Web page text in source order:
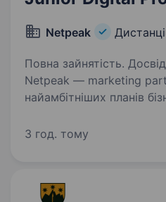
Netpeak
Повна зайнятість.
Netpeak — marketing
найамбітніших планів
спектр маркетингових
3 год. тому